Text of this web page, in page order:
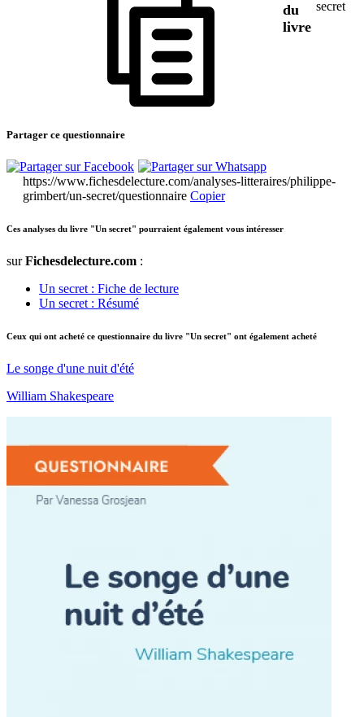
du
livre
secret
Partager ce questionnaire
https://www.fichesdelecture.com/analyses-litteraires/philippe-
grimbert/un-secret/questionnaire Copier
Ces analyses du livre "Un secret" pourraient également vous intéresser
surFichesdelecture.com :
Un secret : Fiche de lecture
Un secret : Résumé
Ceux qui ont acheté ce questionnaire du livre "Un secret" ont également acheté
Le songe d'une nuit d'été
William Shakespeare